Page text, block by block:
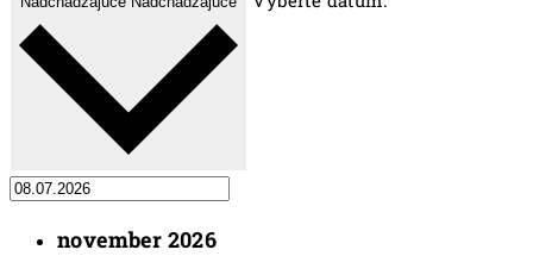
november 2026